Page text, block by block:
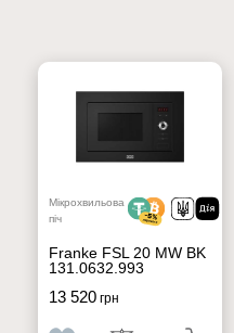
Мікрохвильова
піч
Franke FSL 20 MW BK
131.0632.993
13 520грн